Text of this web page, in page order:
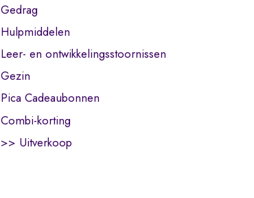
Gedrag
Hulpmiddelen
Leer- en ontwikkelingsstoornissen
Gezin
Pica Cadeaubonnen
Combi-korting
>> Uitverkoop